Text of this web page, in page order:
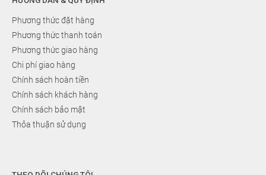
Phương thức đặt hàng
Phương thức thanh toán
Phương thức giao hàng
Chi phí giao hàng
Chính sách hoàn tiền
Chính sách khách hàng
Chính sách bảo mật
Thỏa thuận sử dụng